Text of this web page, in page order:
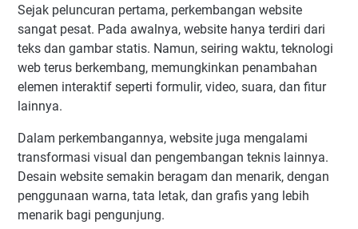
Sejak peluncuran pertama, perkembangan website
sangat pesat. Pada awalnya, website hanya terdiri dari
teks dan gambar statis. Namun, seiring waktu, teknologi
web terus berkembang, memungkinkan penambahan
elemen interaktif seperti formulir, video, suara, dan fitur
lainnya.
Dalam perkembangannya, website juga mengalami
transformasi visual dan pengembangan teknis lainnya.
Desain website semakin beragam dan menarik, dengan
penggunaan warna, tata letak, dan grafis yang lebih
menarik bagi pengunjung.